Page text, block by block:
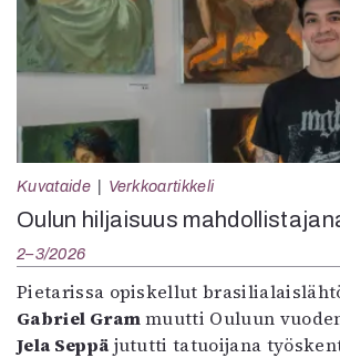
Kuvataide Verkkoartikkeli
Oulun hiljaisuus
2–3/2026
Pietarissa opiskellut
Gabriel Grammuutti Ouluun
Jela Seppä jututti tatuoijana